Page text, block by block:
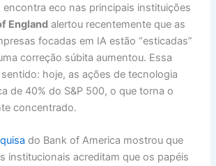
encontra eco nas principais instituições
England alertou recentemente que as
focadas em IA estão “esticadas”
correção súbita aumentou. Essa
hoje, as ações de tecnologia
de 40% do S&P 500, o que torna o
concentrado.
do Bank of America mostrou que
institucionais acreditam que os papéis